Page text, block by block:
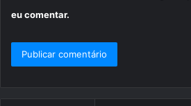
eu comentar.